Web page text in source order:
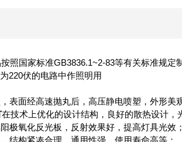
照国家标准GB3836.1~2-83等有关标准规定
220伏的电路中作照明用
表面经高速抛丸后，高压静电喷塑，外形美
在技术上优化的设计结构，良好的散热设计，
极氧化反光板，反射效果好，提高灯具光效；
结构紧凑合理、通用性强、使用寿命高等；